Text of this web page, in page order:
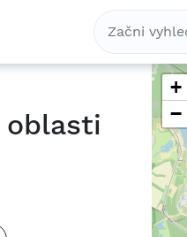
+
−
oblasti